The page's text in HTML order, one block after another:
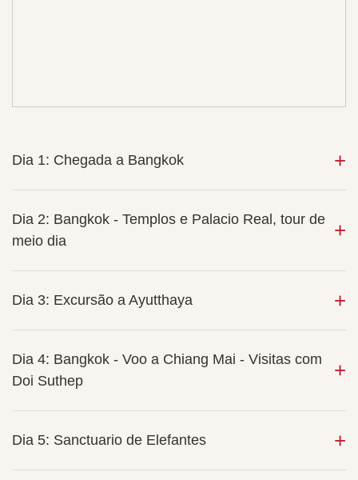
Dia 1: Chegada a Bangkok
Dia 2: Bangkok - Templos e Palacio Real, tour de
meio dia
Dia 3: Excursão a Ayutthaya
Dia 4: Bangkok - Voo a Chiang Mai - Visitas com
Doi Suthep
Dia 5: Sanctuario de Elefantes